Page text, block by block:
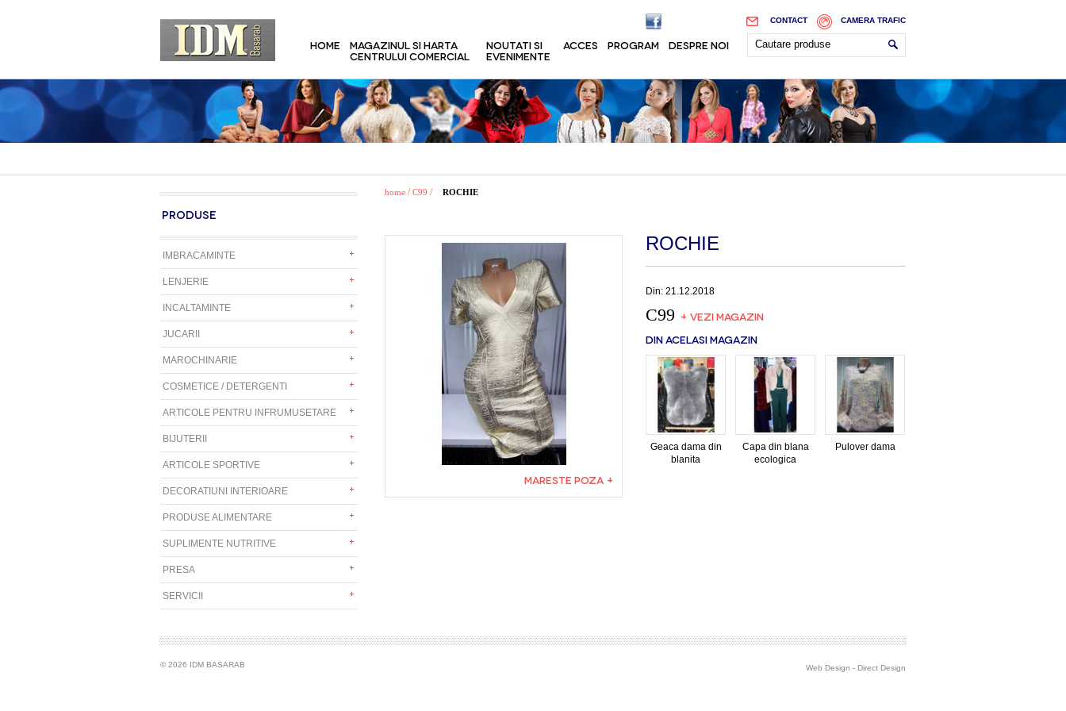
CAMERA TRAFIC
CONTACT
HOME
MAGAZINUL SI HARTA
CENTRULUI COMERCIAL
NOUTATI SI
EVENIMENTE
ACCES PROGRAM DESPRE NOI
PRODUSE
IMBRACAMINTE
LENJERIE
INCALTAMINTE
JUCARII
MAROCHINARIE
COSMETICE / DETERGENTI
ARTICOLE PENTRU INFRUMUSETARE
BIJUTERII
ARTICOLE SPORTIVE
DECORATIUNI INTERIOARE
PRODUSE ALIMENTARE
SUPLIMENTE NUTRITIVE
PRESA
SERVICII
home / C99 / ROCHIE
MARESTE POZA +
ROCHIE
Din: 21.12.2018
C99 + VEZI MAGAZIN
DIN ACELASI MAGAZIN
Geaca dama din
blanita
Capa din blana
ecologica
Pulover dama
© 2026 IDM BASARAB Web Design - Direct Design